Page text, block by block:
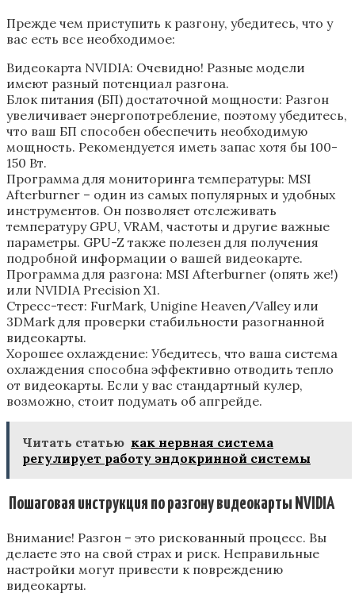
Прежде чем приступить к разгону‚ убедитесь‚ что у
вас есть все необходимое:
Видеокарта NVIDIA: Очевидно! Разные модели
имеют разный потенциал разгона.
Блок питания (БП) достаточной мощности: Разгон
увеличивает энергопотребление‚ поэтому убедитесь‚
что ваш БП способен обеспечить необходимую
мощность. Рекомендуется иметь запас хотя бы 100-
150 Вт.
Программа для мониторинга температуры: MSI
Afterburner – один из самых популярных и удобных
инструментов. Он позволяет отслеживать
температуру GPU‚ VRAM‚ частоты и другие важные
параметры. GPU-Z также полезен для получения
подробной информации о вашей видеокарте.
Программа для разгона: MSI Afterburner (опять же!)
или NVIDIA Precision X1.
Стресс-тест: FurMark‚ Unigine Heaven/Valley или
3DMark для проверки стабильности разогнанной
видеокарты.
Хорошее охлаждение: Убедитесь‚ что ваша система
охлаждения способна эффективно отводить тепло
от видеокарты. Если у вас стандартный кулер‚
возможно‚ стоит подумать об апгрейде.
Читать статью как нервная система
регулирует работу эндокринной системы
️ Пошаговая инструкция по разгону видеокарты NVIDIA
Внимание! Разгон – это рискованный процесс. Вы
делаете это на свой страх и риск. Неправильные
настройки могут привести к повреждению
видеокарты.